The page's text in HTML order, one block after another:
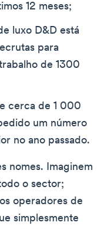
12 meses;
luxo D&D está
para
de 1300
cerca de 1 000
um número
no ano passado.
nomes. Imaginem
o sector;
operadores de
simplesmente